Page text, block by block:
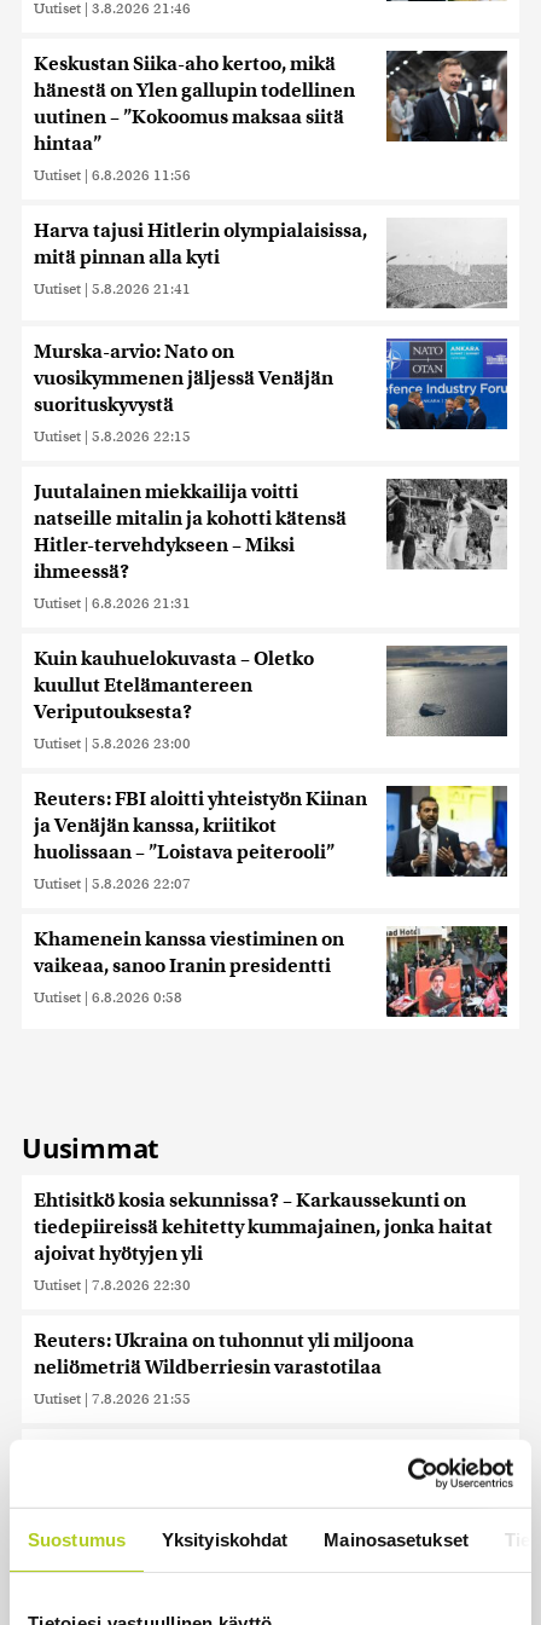
Suostumus Yksityiskohdat Mainosasetukset
Uutiset | 3.8.2026 21:46
Keskustan Siika-aho kertoo, mikä
hänestä on Ylen gallupin todellinen
uutinen – ”Kokoomus maksaa siitä
hintaa”
Uutiset | 6.8.2026 11:56
Harva tajusi Hitlerin olympialaisissa,
mitä pinnan alla kyti
Uutiset | 5.8.2026 21:41
Murska-arvio: Nato on
vuosikymmenen jäljessä Venäjän
suorituskyvystä
Uutiset | 5.8.2026 22:15
Juutalainen miekkailija voitti
natseille mitalin ja kohotti kätensä
Hitler-tervehdykseen – Miksi
ihmeessä?
Uutiset | 6.8.2026 21:31
Kuin kauhuelokuvasta – Oletko
kuullut Etelämantereen
Veriputouksesta?
Uutiset | 5.8.2026 23:00
Reuters: FBI aloitti yhteistyön Kiinan
ja Venäjän kanssa, kriitikot
huolissaan – ”Loistava peiterooli”
Uutiset | 5.8.2026 22:07
Khamenein kanssa viestiminen on
vaikeaa, sanoo Iranin presidentti
Uutiset | 6.8.2026 0:58
Uusimmat
Ehtisitkö kosia sekunnissa? – Karkaussekunti on
tiedepiireissä kehitetty kummajainen, jonka haitat
ajoivat hyötyjen yli
Uutiset | 7.8.2026 22:30
Reuters: Ukraina on tuhonnut yli miljoona
neliömetriä Wildberriesin varastotilaa
Uutiset | 7.8.2026 21:55
Palautitko puistosta löydetyt pullot tai pakastitko
marjat ennen myyntiä? Verottaja vaatii osansa
Uutiset | 7.8.2026 21:42
Timo Laaninen julistaa Wille Rydmanin Suomen